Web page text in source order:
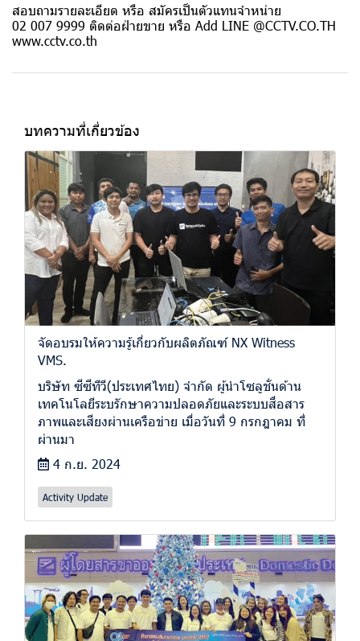
สอบถามรายละเอียด หรือ สมัครเป็นตัวแทนจำหน่าย
02 007 9999 ติดต่อฝ่ายขาย หรือ Add LINE @CCTV.CO.TH
www.cctv.co.th
บทความที่เกี่ยวข้อง
จัดอบรมให้ความรู้เกี่ยวกับผลิตภัณฑ์ NX Witness
VMS.
บริษัท ซีซีทีวี(ประเทศไทย) จำกัด ผู้นำโซลูชั่นด้าน
เทคโนโลยีระบรักษาความปลอดภัยและระบบสื่อสาร
ภาพและเสียงผ่านเครือข่าย เมื่อวันที่ 9 กรกฎาคม ที่
ผ่านมา
4 ก.ย. 2024
Activity Update